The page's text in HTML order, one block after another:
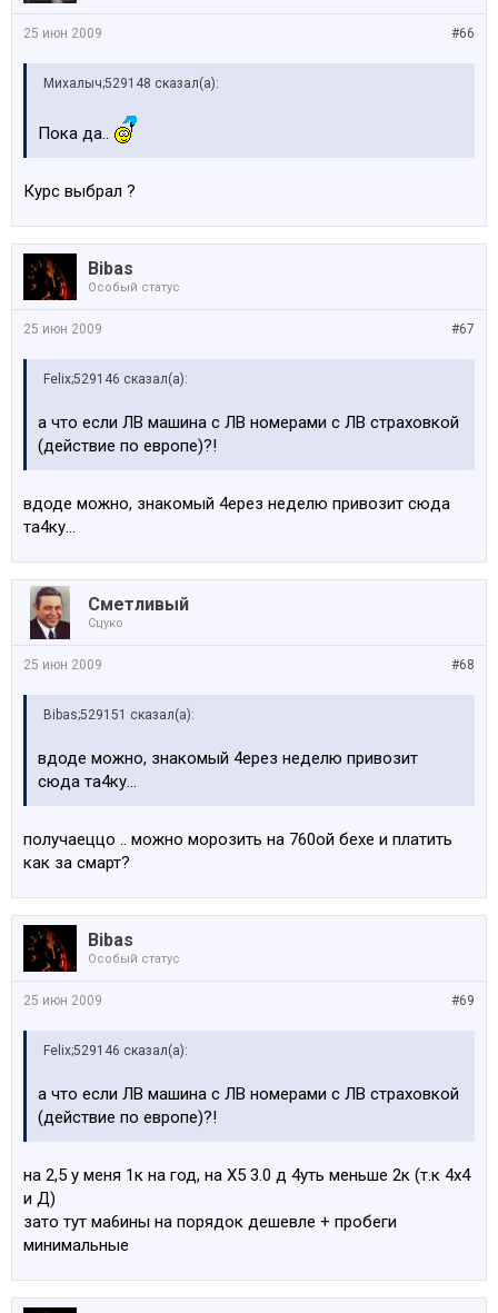
#66
25 июн 2009
Михалыч;529148 сказал(а):
Пока да..
Курс выбрал ?
Bibas
Особый статус
#67
25 июн 2009
Felix;529146 сказал(а):
а что если ЛВ машина с ЛВ номерами с ЛВ страховкой
(действие по европе)?!
вдоде можно, знакомый 4ерез неделю привозит сюда
та4ку...
Сметливый
Сцуко
#68
25 июн 2009
Bibas;529151 сказал(а):
вдоде можно, знакомый 4ерез неделю привозит
сюда та4ку...
получаеццо .. можно морозить на 760ой бехе и платить
как за смарт?
Bibas
Особый статус
#69
25 июн 2009
Felix;529146 сказал(а):
а что если ЛВ машина с ЛВ номерами с ЛВ страховкой
(действие по европе)?!
на 2,5 у меня 1к на год, на Х5 3.0 д 4уть меньше 2к (т.к 4х4
и Д)
зато тут ма6ины на порядок дешевле + пробеги
минимальные